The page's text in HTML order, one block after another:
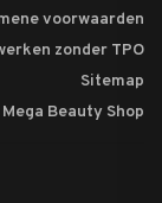
voorwaarden
zonder TPO
Sitemap
Beauty Shop